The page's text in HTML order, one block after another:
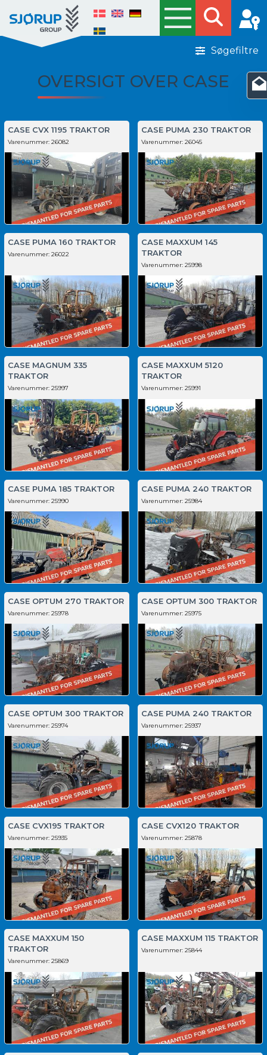
Søgefiltre
OVERSIGT OVER CASE
CASE CVX 1195 TRAKTOR
Varenummer: 26082
CASE PUMA 230 TRAKTOR
Varenummer: 26045
CASE PUMA 160 TRAKTOR
Varenummer: 26022
CASE MAXXUM 145
TRAKTOR
Varenummer: 25998
CASE MAGNUM 335
TRAKTOR
Varenummer: 25997
CASE MAXXUM 5120
TRAKTOR
Varenummer: 25991
CASE PUMA 185 TRAKTOR
Varenummer: 25990
CASE PUMA 240 TRAKTOR
Varenummer: 25984
CASE OPTUM 270 TRAKTOR
Varenummer: 25978
CASE OPTUM 300 TRAKTOR
Varenummer: 25975
CASE OPTUM 300 TRAKTOR
Varenummer: 25974
CASE PUMA 240 TRAKTOR
Varenummer: 25937
CASE CVX195 TRAKTOR
Varenummer: 25935
CASE CVX120 TRAKTOR
Varenummer: 25878
CASE MAXXUM 150
TRAKTOR
Varenummer: 25869
CASE MAXXUM 115 TRAKTOR
Varenummer: 25844